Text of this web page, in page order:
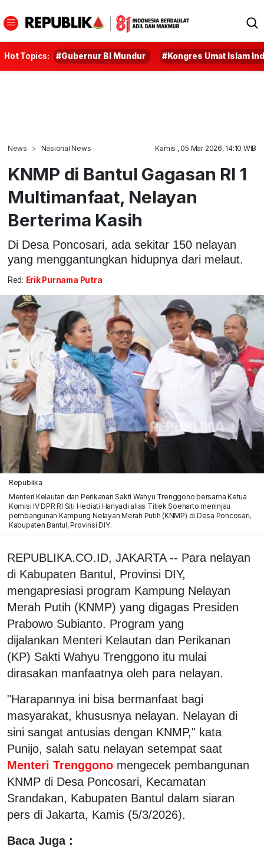
Hot Topics: #Gubernur BI Mundur #Kongres Umat Islam
News Nasional News Kamis , 05 Mar 2026, 14:10 WIB
KNMP di Bantul Gagasan RI 1
Multimanfaat, Nelayan
Berterima Kasih
Di Desa Poncosari, ada sekitar 150 nelayan
yang menggantungkan hidupnya dari melaut.
Red: Erik Purnama Putra
Republika
Menteri Kelautan dan Perikanan Sakti Wahyu Trenggono bersama Ketua
Komisi IV DPR RI Siti Hediati Hariyadi alias Titiek Soeharto meninjau
pembangunan Kampung Nelayan Merah Putih (KNMP) di Desa Poncosari,
Kabupaten Bantul, Provinsi DIY.
REPUBLIKA.CO.ID, JAKARTA -- Para nelayan
di Kabupaten Bantul, Provinsi DIY,
mengapresiasi program Kampung Nelayan
Merah Putih (KNMP) yang digagas Presiden
Prabowo Subianto. Program yang
dijalankan Menteri Kelautan dan Perikanan
(KP) Sakti Wahyu Trenggono itu mulai
dirasakan manfaatnya oleh para nelayan.
"Harapannya ini bisa bermanfaat bagi
masyarakat, khususnya nelayan. Nelayan di
sini sangat antusias dengan KNMP," kata
Punijo, salah satu nelayan setempat saat
Menteri Trenggono mengecek pembangunan
KNMP di Desa Poncosari, Kecamatan
Srandakan, Kabupaten Bantul dalam siaran
pers di Jakarta, Kamis (5/3/2026).
Baca Juga :